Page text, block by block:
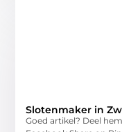
Slotenmaker in
Goed artikel? Deel